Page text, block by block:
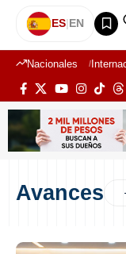
ES|EN
Nacionales
Avances